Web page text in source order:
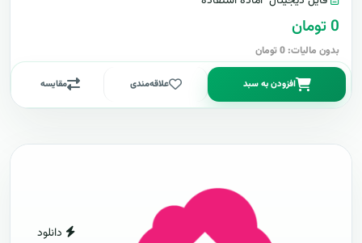
0 تومان
بدون مالیات: 0 تومان
افزودن به سبد علاقه‌مندی مقایسه
دانلود